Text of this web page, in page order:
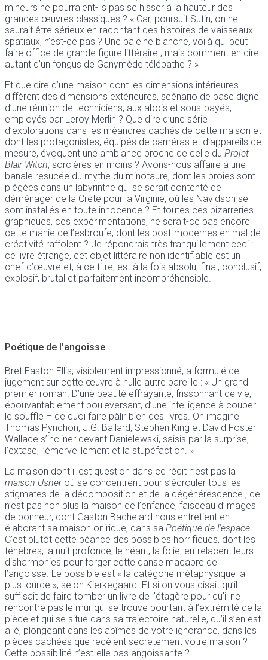
mineurs ne pourraient-ils pas se hisser à la hauteur des
grandes œuvres classiques ? « Car, poursuit Sutin, on ne
saurait être sérieux en racontant des histoires de vaisseaux
spatiaux, n’est-ce pas ? Une baleine blanche, voilà qui peut
faire office de grande figure littéraire ; mais comment en dire
autant d’un fongus de Ganymède télépathe ? »
Et que dire d’une maison dont les dimensions intérieures
diffèrent des dimensions extérieures, scénario de base digne
d’une réunion de techniciens, aux abois et sous-payés,
employés par Leroy Merlin ? Que dire d’une série
d’explorations dans les méandres cachés de cette maison et
dont les protagonistes, équipés de caméras et d’appareils de
mesure, évoquent une ambiance proche de celle du Projet
Blair Witch, sorcières en moins ? Avons-nous affaire à une
banale resucée du mythe du minotaure, dont les proies sont
piégées dans un labyrinthe qui se serait contenté de
déménager de la Crète pour la Virginie, où les Navidson se
sont installés en toute innocence ? Et toutes ces bizarreries
graphiques, ces expérimentations, ne serait-ce pas encore
cette manie de l’esbroufe, dont les post-modernes en mal de
créativité raffolent ? Je répondrais très tranquillement ceci :
ce livre étrange, cet objet littéraire non identifiable est un
chef-d’œuvre et, à ce titre, est à la fois absolu, final, conclusif,
explosif, brutal et parfaitement incompréhensible.
Poétique de l’angoisse
Bret Easton Ellis, visiblement impressionné, a formulé ce
jugement sur cette œuvre à nulle autre pareille : « Un grand
premier roman. D’une beauté effrayante, frissonnant de vie,
épouvantablement bouleversant, d’une intelligence à couper
le souffle – de quoi faire pâlir bien des livres. On imagine
Thomas Pynchon, J.G. Ballard, Stephen King et David Foster
Wallace s’incliner devant Danielewski, saisis par la surprise,
l’extase, l’émerveillement et la stupéfaction. »
La maison dont il est question dans ce récit n’est pas la
maison Usheroù se concentrent pour s’écrouler tous les
stigmates de la décomposition et de la dégénérescence ; ce
n’est pas non plus la maison de l’enfance, faisceau d’images
de bonheur, dont Gaston Bachelard nous entretient en
élaborant sa maison onirique, dans sa Poétique de l’espace.
C’est plutôt cette béance des possibles horrifiques, dont les
ténèbres, la nuit profonde, le néant, la folie, entrelacent leurs
disharmonies pour forger cette danse macabre de
l’angoisse. Le possible est « la catégorie métaphysique la
plus lourde », selon Kierkegaard. Et si on vous disait qu’il
suffisait de faire tomber un livre de l’étagère pour qu’il ne
rencontre pas le mur qui se trouve pourtant à l’extrémité de la
pièce et qui se situe dans sa trajectoire naturelle, qu’il s’en est
allé, plongeant dans les abîmes de votre ignorance, dans les
pièces cachées que recèlent secrètement votre maison ?
Cette possibilité n’est-elle pas angoissante ?